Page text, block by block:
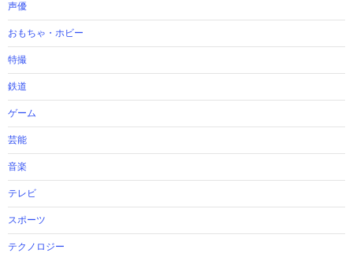
声優
おもちゃ・ホビー
特撮
鉄道
ゲーム
芸能
音楽
テレビ
スポーツ
テクノロジー